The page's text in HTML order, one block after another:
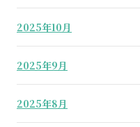
2025年10月
2025年9月
2025年8月